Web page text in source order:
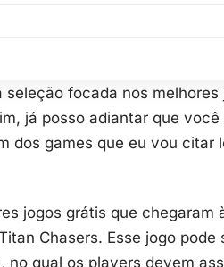
focada nos melhores
já posso adiantar que
dos games que eu vou citar
jogos grátis que chegaram
Chasers. Esse jogo pode
qual os players devem